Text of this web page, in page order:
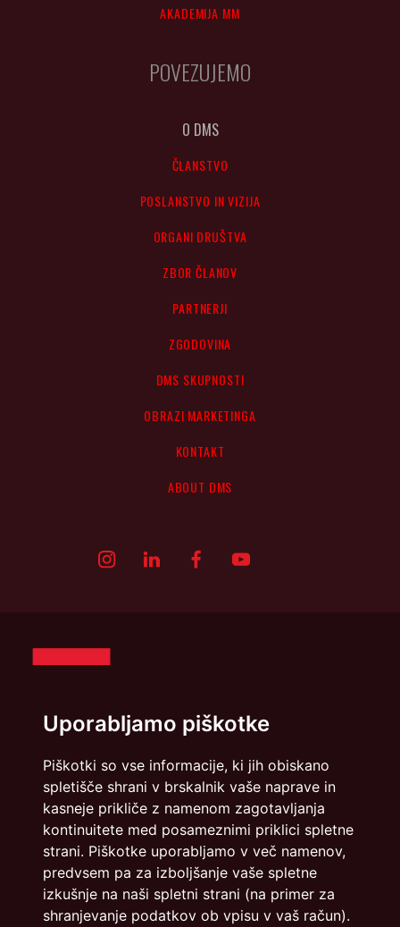
Uporabljamo piškotke
Piškotki so vse informacije, ki jih obiskano
spletišče shrani v brskalnik vaše naprave in
kasneje prikliče z namenom zagotavljanja
kontinuitete med posameznimi priklici spletne
strani. Piškotke uporabljamo v več namenov,
predvsem pa za izboljšanje vaše spletne
izkušnje na naši spletni strani (na primer za
shranjevanje podatkov ob vpisu v vaš račun).
AKADEMIJA MM
POVEZUJEMO
O DMS
ČLANSTVO
POSLANSTVO IN VIZIJA
ORGANI DRUŠTVA
ZBOR ČLANOV
PARTNERJI
ZGODOVINA
DMS SKUPNOSTI
OBRAZI MARKETINGA
KONTAKT
ABOUT DMS
Politika zasebnosti Piškotki
info@dmslo.si
Društvo za marketing Slovenije - DMS | Dimičeva ulica 13 |
1000 Ljubljana